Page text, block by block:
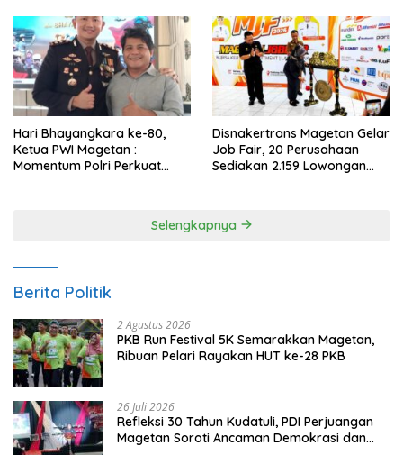
Hari Bhayangkara ke-80,
Ketua PWI Magetan :
Momentum Polri Perkuat
Disnakertrans Magetan Gelar
Job Fair, 20 Perusahaan
Sediakan 2.159 Lowongan
Selengkapnya
Berita Politik
2 Agustus 2026
PKB Run Festival 5K Semarakkan Magetan,
Ribuan Pelari Rayakan HUT ke-28 PKB
26 Juli 2026
Refleksi 30 Tahun Kudatuli, PDI Perjuangan
Magetan Soroti Ancaman Demokrasi dan